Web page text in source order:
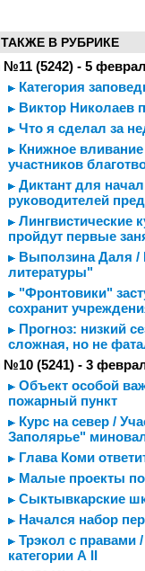
ТАКЖЕ В РУБРИКЕ
№11 (5242) - 5
Категория
Виктор Николаев
Что я сделал за
Книжное
участников
Диктант для
руководителей
Лингвистические
пройдут первые
Выползина Даля /
литературы"
"Фронтовики"
сохранит
Прогноз: низкий
сложная, но не
№10 (5241) - 3
Объект особой
пожарный пункт
Курс на север /
Заполярье"
Глава Коми
Малые проекты
Сыктывкарские
Начался набор
Трэкол с правами
категории А II